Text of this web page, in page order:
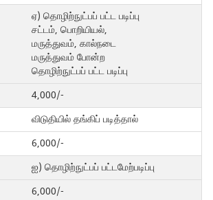
ஏ) தொழிற்நுட்பப் பட்ட படிப்பு
சட்டம், பொறியியல்,
மருத்துவம், கால்நடை
மருத்துவம் போன்ற
தொழிற்நுட்பப் பட்ட படிப்பு
4,000/-
விடுதியில் தங்கிப் படித்தால்
6,000/-
ஐ) தொழிற்நுட்பப் பட்டமேற்படிப்பு
6,000/-